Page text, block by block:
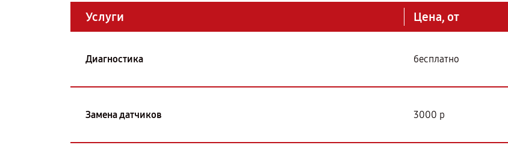
Услуги Цена, от
Диагностика бесплатно
Замена датчиков 3000 р